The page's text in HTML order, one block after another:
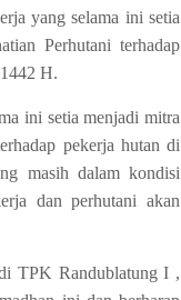
yang selama ini setia
Perhutani terhadap
H.
ini setia menjadi mitra
pekerja hutan di
masih dalam kondisi
dan perhutani akan
TPK Randublatung I ,